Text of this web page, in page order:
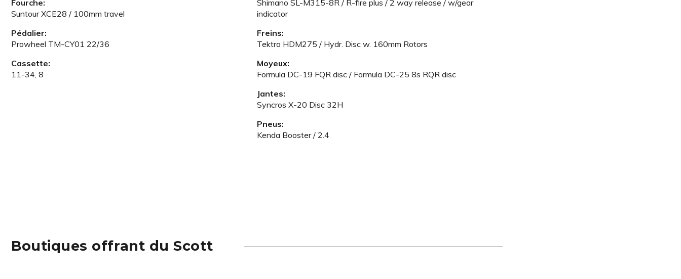
Fourche:
Suntour XCE28 / 100mm travel
Pédalier:
Prowheel TM-CY01 22/36
Cassette:
11-34, 8
Shimano SL-M315-8R / R-fire plus / 2 way release / w/gear
indicator
Freins:
Tektro HDM275 / Hydr. Disc w. 160mm Rotors
Moyeux:
Formula DC-19 FQR disc / Formula DC-25 8s RQR disc
Jantes:
Syncros X-20 Disc 32H
Pneus:
Kenda Booster / 2.4
Boutiques offrant du Scott